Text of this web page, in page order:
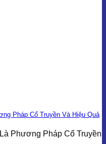
Pháp Cổ Truyền Và Hiệu Quả
Phương Pháp Cổ Truyền